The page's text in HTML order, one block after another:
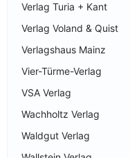
Verlag Turia + Kant
Verlag Voland & Quist
Verlagshaus Mainz
Vier-Türme-Verlag
VSA Verlag
Wachholtz Verlag
Waldgut Verlag